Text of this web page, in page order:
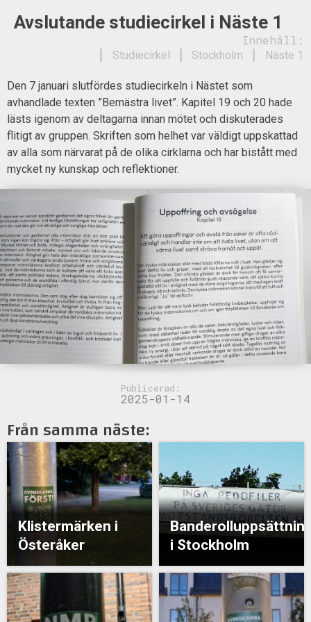
Avslutande studiecirkel i Näste 1
Innehåll:
Näste 1
Stockholm
Studiecirkel
Den 7 januari slutfördes studiecirkeln i Nästet som
avhandlade texten ”Bemästra livet”. Kapitel 19 och 20 hade
lästs igenom av deltagarna innan mötet och diskuterades
flitigt av gruppen. Skriften som helhet var väldigt uppskattad
av alla som närvarat på de olika cirklarna och har bistått med
mycket ny kunskap och reflektioner.
Publicerad:
2025-01-14
Från samma näste:
Klistermärken i
Österåker
i Stockholm